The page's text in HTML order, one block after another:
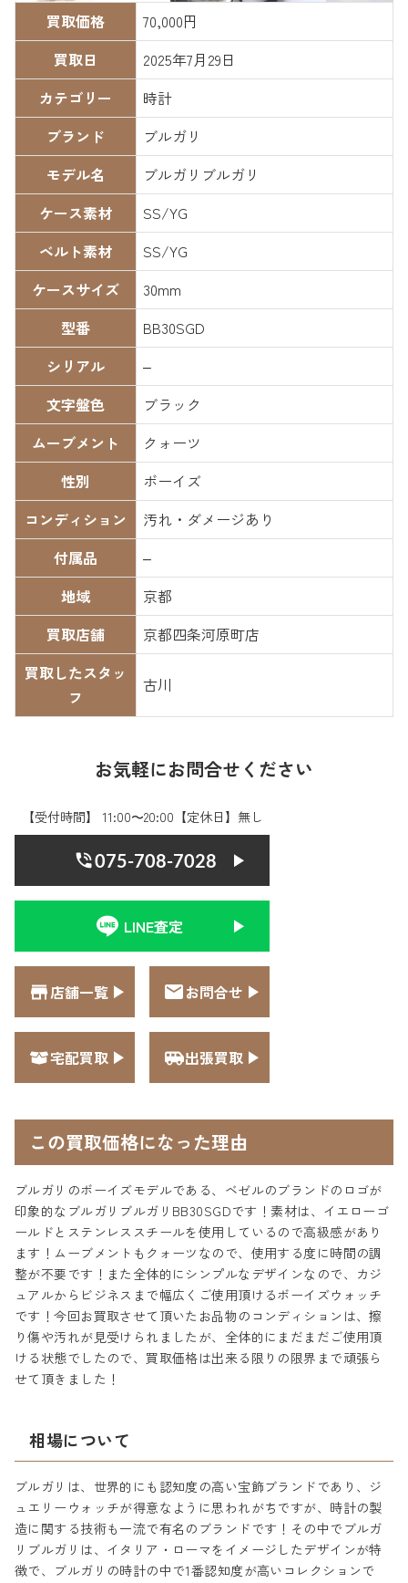
買取価格
70,000円
買取日
2025年7月29日
カテゴリー
時計
ブランド
ブルガリ
モデル名
ブルガリブルガリ
ケース素材
SS/YG
ベルト素材
SS/YG
ケースサイズ
30mm
型番
BB30SGD
シリアル
–
文字盤色
ブラック
ムーブメント
クォーツ
性別
ボーイズ
コンディション
汚れ・ダメージあり
付属品
–
地域
京都
買取店舗
京都四条河原町店
買取したスタッ
フ
古川
お気軽にお問合せください
【受付時間】 11:00〜20:00【定休日】無し
075-708-7028
LINE査定
店舗一覧 お問合せ
宅配買取 出張買取
この買取価格になった理由
ブルガリのボーイズモデルである、ベゼルのブランドのロゴが
印象的なブルガリブルガリBB30SGDです！素材は、イエローゴ
ールドとステンレススチールを使用しているので高級感があり
ます！ムーブメントもクォーツなので、使用する度に時間の調
整が不要です！また全体的にシンプルなデザインなので、カジ
ュアルからビジネスまで幅広くご使用頂けるボーイズウォッチ
です！今回お買取させて頂いたお品物のコンディションは、擦
り傷や汚れが見受けられましたが、全体的にまだまだご使用頂
ける状態でしたので、買取価格は出来る限りの限界まで頑張ら
せて頂きました！
相場について
ブルガリは、世界的にも認知度の高い宝飾ブランドであり、ジ
ュエリーウォッチが得意なように思われがちですが、時計の製
造に関する技術も一流で有名のブランドです！その中でブルガ
リブルガリは、イタリア・ローマをイメージしたデザインが特
徴で、ブルガリの時計の中で1番認知度が高いコレクションで